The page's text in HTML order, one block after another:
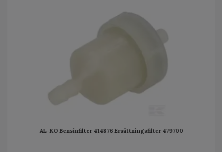
AL-KO Bensinfilter 414876 Ersättningsfilter 479700